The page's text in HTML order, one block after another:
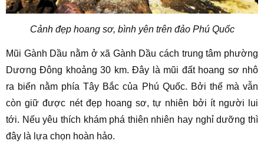
Cảnh đẹp hoang sơ, bình yên trên đảo Phú Quốc
Mũi Gành Dầu nằm ở xã Gành Dầu cách trung tâm phường
Dương Đông khoảng 30 km. Đây là mũi đất hoang sơ nhô
ra biển nằm phía Tây Bắc của Phú Quốc. Bởi thế mà vẫn
còn giữ được nét đẹp hoang sơ, tự nhiên bởi ít người lui
tới. Nếu yêu thích khám phá thiên nhiên hay nghỉ dưỡng thì
đây là lựa chọn hoàn hảo.